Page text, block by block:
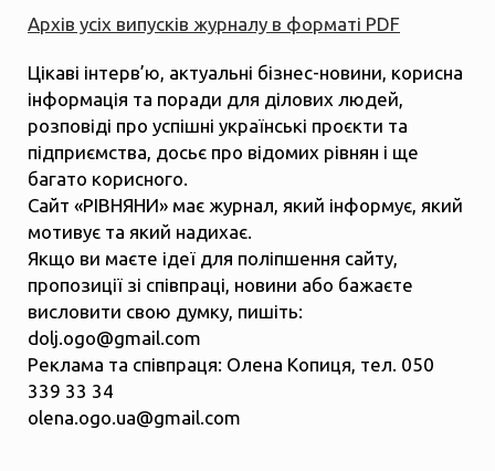
Архів усіх випусків журналу в форматі PDF
Цікаві інтерв’ю, актуальні бізнес-новини, корисна
інформація та поради для ділових людей,
розповіді про успішні українські проєкти та
підприємства, досьє про відомих рівнян і ще
багато корисного.
Сайт «РІВНЯНИ» має журнал, який інформує, який
мотивує та який надихає.
Якщо ви маєте ідеї для поліпшення сайту,
пропозиції зі співпраці, новини або бажаєте
висловити свою думку, пишіть:
dolj.ogo@gmail.com
Реклама та співпраця: Олена Копиця, тел. 050
339 33 34
olena.ogo.ua@gmail.com